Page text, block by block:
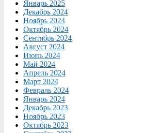
Январь 2025
Декабрь 2024
Ноябрь 2024
Октябрь 2024
Сентябрь 2024
Август 2024
Июнь 2024
Май 2024
Апрель 2024
Март 2024
Февраль 2024
Январь 2024
Декабрь 2023
Ноябрь 2023
Октябрь 2023